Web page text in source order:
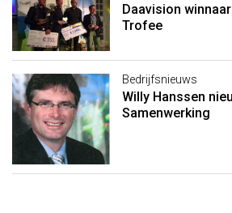
Daavision
Trofee
Bedrijfsnieuws
Willy Hanssen
Samenwerking